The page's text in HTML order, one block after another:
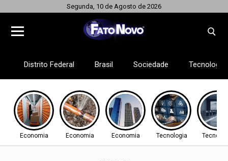
Segunda, 10 de Agosto de 2026
Distrito Federal Brasil Sociedade Tecnologia
Economia Economia Economia Tecnologia